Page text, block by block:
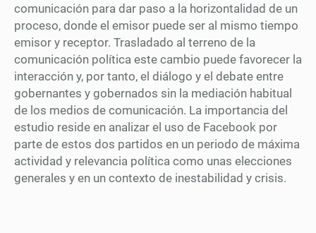
comunicación para dar paso a la horizontalidad de un
proceso, donde el emisor puede ser al mismo tiempo
emisor y receptor. Trasladado al terreno de la
comunicación política este cambio puede favorecer la
interacción y, por tanto, el diálogo y el debate entre
gobernantes y gobernados sin la mediación habitual
de los medios de comunicación. La importancia del
estudio reside en analizar el uso de Facebook por
parte de estos dos partidos en un periodo de máxima
actividad y relevancia política como unas elecciones
generales y en un contexto de inestabilidad y crisis.